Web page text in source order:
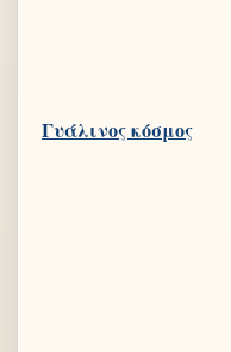
Γυάλινος κόσμος